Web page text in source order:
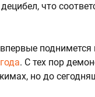
что
впервые поднимется
. С тех пор
но до